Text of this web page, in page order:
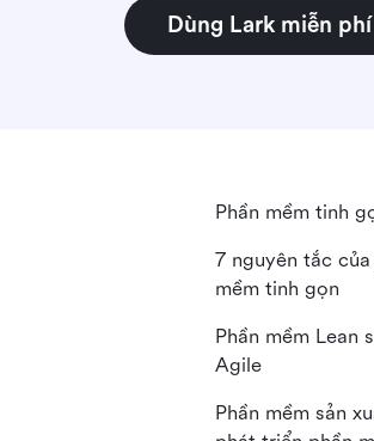
Dùng Lark miễn phí
Phần mềm tinh
7 nguyên tắc
mềm tinh gọn
Phần mềm Lean
Agile
Phần mềm sản